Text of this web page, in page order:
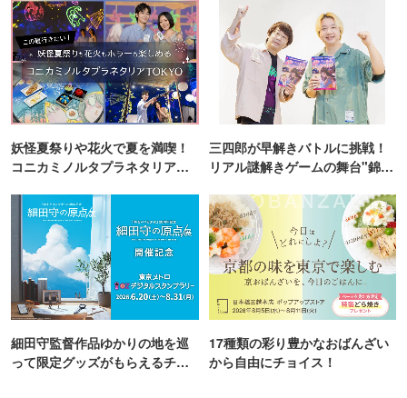
妖怪夏祭りや花火で夏を満喫！
コニカミノルタプラネタリア
三四郎が早解きバトルに挑戦！
リアル謎解きゲームの舞台"錦糸
細田守監督作品ゆかりの地を巡
って限定グッズがもらえるチャ
17種類の彩り豊かなおばんざい
から自由にチョイス！